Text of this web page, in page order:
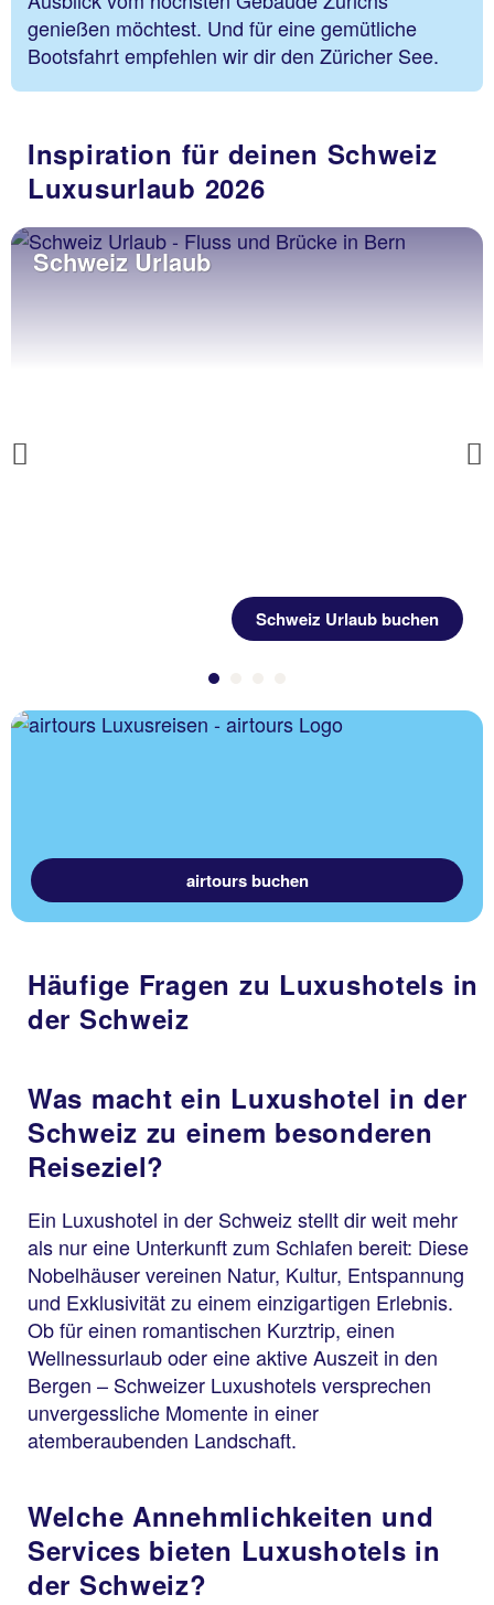
genießen möchtest. Und für eine gemütliche
Bootsfahrt empfehlen wir dir den Züricher See.
Inspiration für deinen Schweiz
Luxusurlaub 2026
Previous
Schweiz Urlaub
Schweiz Urlaub buchen
airtours buchen
Häufige Fragen zu Luxushotels in
der Schweiz
Was macht ein Luxushotel in der
Schweiz zu einem besonderen
Reiseziel?
Ein Luxushotel in der Schweiz stellt dir weit mehr
als nur eine Unterkunft zum Schlafen bereit: Diese
Nobelhäuser vereinen Natur, Kultur, Entspannung
und Exklusivität zu einem einzigartigen Erlebnis.
Ob für einen romantischen Kurztrip, einen
Wellnessurlaub oder eine aktive Auszeit in den
Bergen – Schweizer Luxushotels versprechen
unvergessliche Momente in einer
atemberaubenden Landschaft.
Welche Annehmlichkeiten und
Services bieten Luxushotels in
der Schweiz?